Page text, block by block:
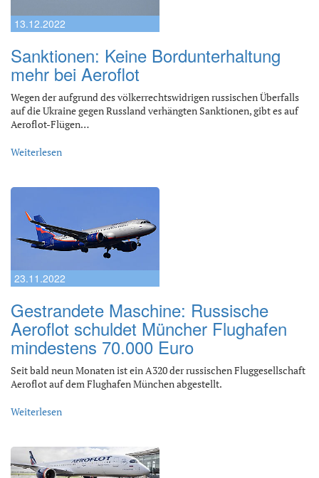
13.12.2022
Sanktionen: Keine Bordunterhaltung
mehr bei Aeroflot
Wegen der aufgrund des völkerrechtswidrigen russischen Überfalls
auf die Ukraine gegen Russland verhängten Sanktionen, gibt es auf
Aeroflot-Flügen…
Weiterlesen
23.11.2022
Gestrandete Maschine: Russische
Aeroflot schuldet Müncher Flughafen
mindestens 70.000 Euro
Seit bald neun Monaten ist ein A320 der russischen Fluggesellschaft
Aeroflot auf dem Flughafen München abgestellt.
Weiterlesen